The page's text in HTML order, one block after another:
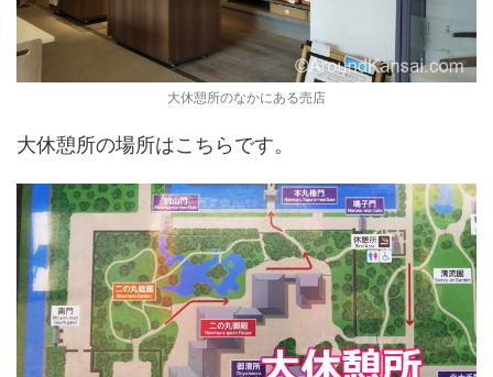
大休憩所のなかにある売店
大休憩所の場所はこちらです。